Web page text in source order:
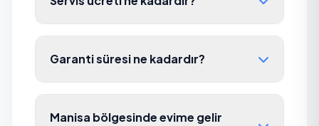
Garanti süresi ne kadardır?
Manisa bölgesinde evime gelir